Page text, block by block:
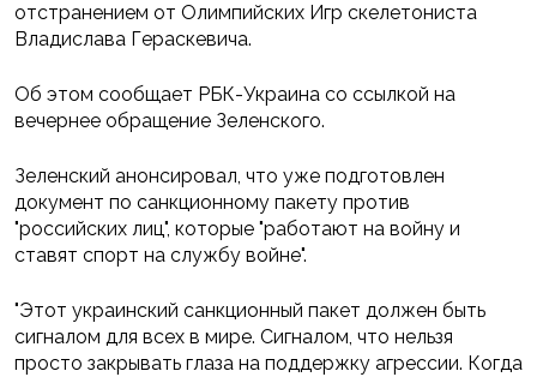
отстранением от Олимпийских Игр скелетониста
Владислава Гераскевича.
Об этом сообщает РБК-Украина со ссылкой на
вечернее обращение Зеленского.
Зеленский анонсировал, что уже подготовлен
документ по санкционному пакету против
"российских лиц", которые "работают на войну и
ставят спорт на службу войне".
"Этот украинский санкционный пакет должен быть
сигналом для всех в мире. Сигналом, что нельзя
просто закрывать глаза на поддержку агрессии. Когда